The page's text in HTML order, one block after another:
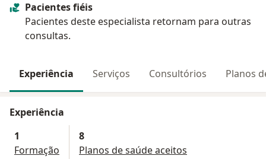
Pacientes fiéis
Pacientes deste especialista retornam para outras
consultas.
Experiência Serviços Consultórios Planos
Experiência
1
Formação
8
Planos de saúde aceitos